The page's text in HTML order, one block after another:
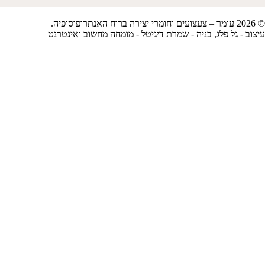
© 2026 עומר – צעצועים וחומרי יצירה ברוח האנתרופוסופיה.
עיצוב - גל פלג, בניה - שמרת דיגיטל - מומחה מחשוב ואינטרנט